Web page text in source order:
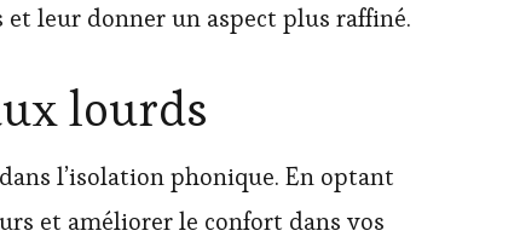
leur donner un aspect plus raffiné.
lourds
l’isolation phonique. En optant
et améliorer le confort dans vos